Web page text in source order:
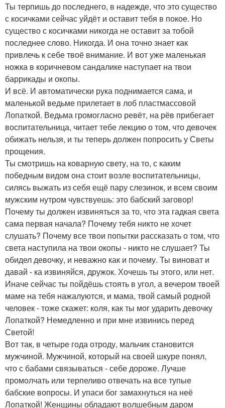
Ты терпишь до последнего, в надежде, что это существо
с косичками сейчас уйдёт и оставит тебя в покое. Но
существо с косичками никогда не оставит за тобой
последнее слово. Никогда. И она точно знает как
привлечь к себе твоё внимание. И вот уже маленькая
ножка в коричневом сандалике наступает на твои
баррикады и окопы.
И всё. И автоматически рука поднимается сама, и
маленькой ведьме прилетает в лоб пластмассовой
Лопаткой. Ведьма громогласно ревёт, на рёв прибегает
воспитательница, читает тебе лекцию о том, что девочек
обижать нельзя, и ты теперь должен попросить у Светы
прощения.
Ты смотришь на коварную свету, на то, с каким
победным видом она стоит возле воспитательницы,
силясь выжать из себя ещё пару слезинок, и всем своим
мужским нутром чувствуешь: это бабский заговор!
Почему ты должен извиняться за то, что эта гадкая света
сама первая начала? Почему тебя никто не хочет
слушать? Почему все твои попытки рассказать о том, что
света наступила на твои окопы - никто не слушает? Ты
обидел девочку, и неважно как и почему. Ты виноват и
давай - ка извиняйся, дружок. Хочешь ты этого, или нет.
Иначе сейчас ты пойдёшь стоять в угол, а вечером твоей
маме на тебя нажалуются, и мама, твой самый родной
человек - тоже скажет: коля, как ты мог ударить девочку
Лопаткой? Немедленно и при мне извинись перед
Светой!
Вот так, в четыре года отроду, мальчик становится
мужчиной. Мужчиной, который на своей шкуре понял,
что с бабами связываться - себе дороже. Лучше
промолчать или терпеливо отвечать на все тупые
бабские вопросы. И упаси бог замахнуться на неё
Лопаткой! Женщины обладают волшебным даром